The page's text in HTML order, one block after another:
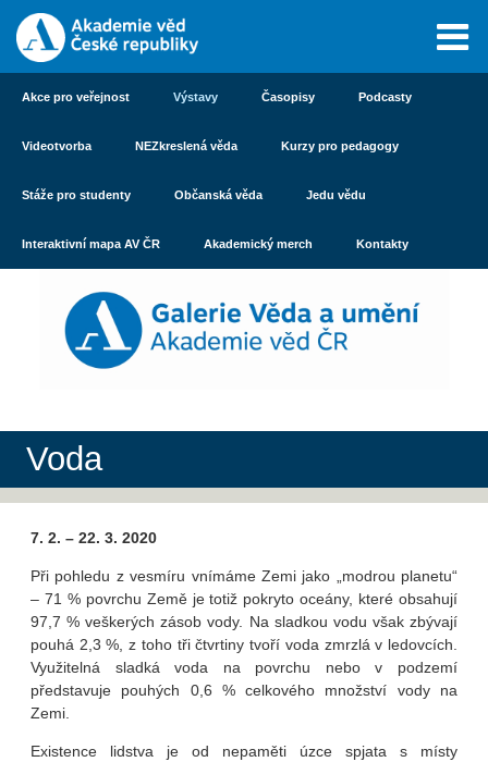
Akce pro veřejnost Výstavy Časopisy Podcasty
Videotvorba NEZkreslená věda Kurzy pro pedagogy
Stáže pro studenty Občanská věda Jedu vědu
Interaktivní mapa AV ČR Akademický merch Kontakty
Voda
7. 2. – 22. 3. 2020
Při pohledu z vesmíru vnímáme Zemi jako „modrou planetu“
– 71 % povrchu Země je totiž pokryto oceány, které obsahují
97,7 % veškerých zásob vody. Na sladkou vodu však zbývají
pouhá 2,3 %, z toho tři čtvrtiny tvoří voda zmrzlá v ledovcích.
Využitelná sladká voda na povrchu nebo v podzemí
představuje pouhých 0,6 % celkového množství vody na
Zemi.
Existence lidstva je od nepaměti úzce spjata s místy